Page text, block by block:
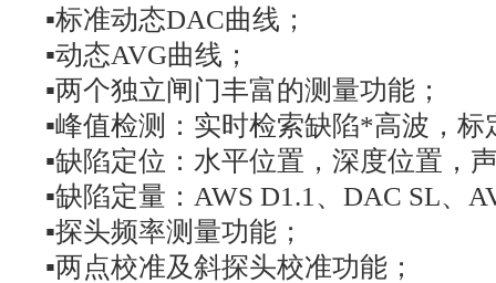
▪标准动态DAC曲线；
▪动态AVG曲线；
▪两个独立闸门丰富的测量功能；
▪峰值检测：实时检索缺陷*高波，
▪缺陷定位：水平位置，深度位置，
▪缺陷定量：AWS D1.1、DAC SL、
▪探头频率测量功能；
▪两点校准及斜探头校准功能；